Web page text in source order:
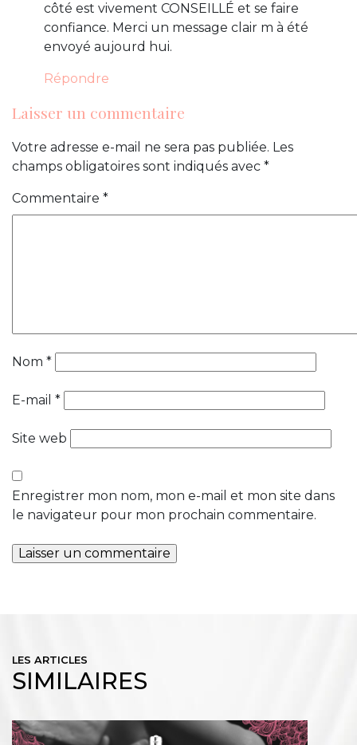
côté est vivement CONSEILLÉ et se faire
confiance. Merci un message clair m à été
envoyé aujourd hui.
Répondre
Laisser un commentaire
Votre adresse e-mail ne sera pas publiée. Les
champs obligatoires sont indiqués avec *
Commentaire *
Nom *
E-mail *
Site web
Enregistrer mon nom, mon e-mail et mon site dans
le navigateur pour mon prochain commentaire.
LES ARTICLES
SIMILAIRES